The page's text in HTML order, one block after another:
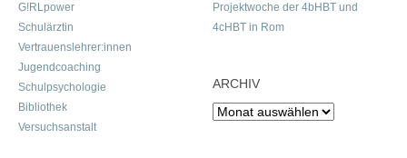
G!RLpower
Schulärztin
Vertrauenslehrer:innen
Jugendcoaching
Schulpsychologie
Bibliothek
Versuchsanstalt
Projektwoche der 4bHBT und
4cHBT in Rom
ARCHIV
Archiv